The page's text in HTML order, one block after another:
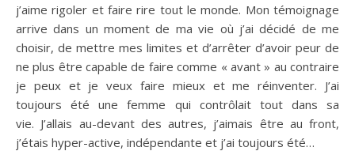
j’aime rigoler et faire rire tout le monde. Mon témoignage
arrive dans un moment de ma vie où j’ai décidé de me
choisir, de mettre mes limites et d’arrêter d’avoir peur de
ne plus être capable de faire comme « avant » au contraire
je peux et je veux faire mieux et me réinventer. J’ai
toujours été une femme qui contrôlait tout dans sa
vie. J’allais au-devant des autres, j’aimais être au front,
j’étais hyper-active, indépendante et j’ai toujours été…